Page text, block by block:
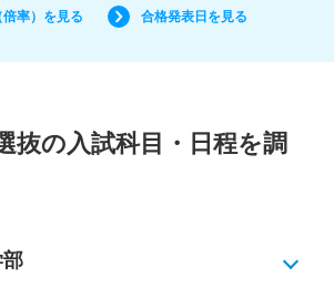
率）を見る
合格発表日を見る
抜の入試科目・日程を調